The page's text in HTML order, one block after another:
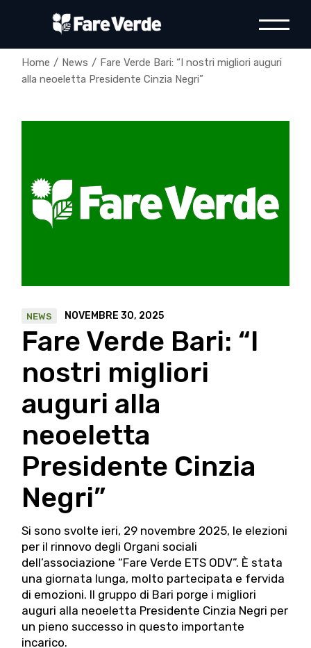
Home News
Fare Verde Bari: “I nostri migliori auguri
alla neoeletta Presidente Cinzia Negri”
NEWS NOVEMBRE 30, 2025
Fare Verde Bari: “I
nostri migliori
auguri alla
neoeletta
Presidente Cinzia
Negri”
Si sono svolte ieri, 29 novembre 2025, le elezioni
per il rinnovo degli Organi sociali
dell’associazione “Fare Verde ETS ODV”. È stata
una giornata lunga, molto partecipata e fervida
di emozioni. Il gruppo di Bari porge i migliori
auguri alla neoeletta Presidente Cinzia Negri per
un pieno successo in questo importante
incarico.